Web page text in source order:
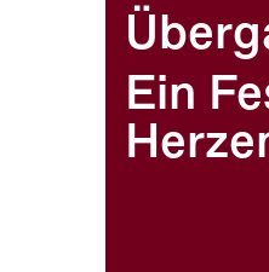
Ein